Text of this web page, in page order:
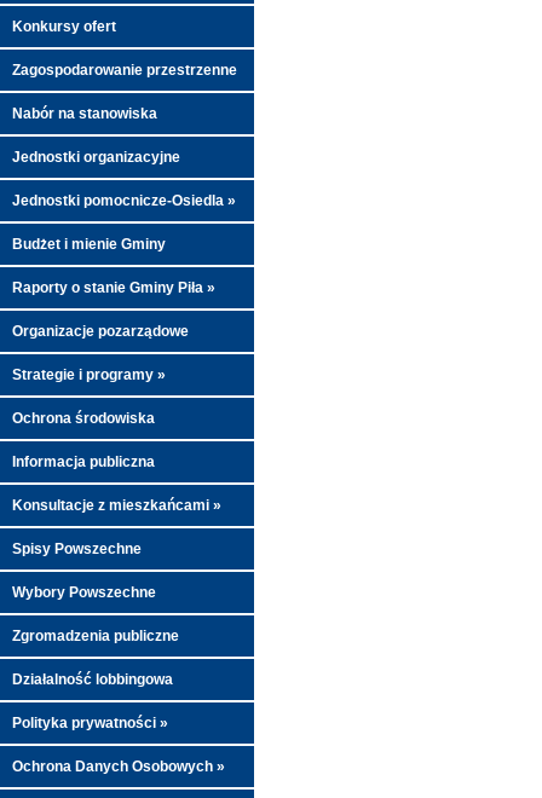
Konkursy ofert
Zagospodarowanie przestrzenne
Nabór na stanowiska
Jednostki organizacyjne
Jednostki pomocnicze-Osiedla »
Budżet i mienie Gminy
Raporty o stanie Gminy Piła »
Organizacje pozarządowe
Strategie i programy »
Ochrona środowiska
Informacja publiczna
Konsultacje z mieszkańcami »
Spisy Powszechne
Wybory Powszechne
Zgromadzenia publiczne
Działalność lobbingowa
Polityka prywatności »
Ochrona Danych Osobowych »